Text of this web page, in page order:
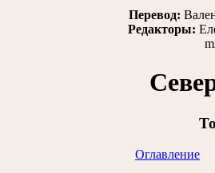
Перевод:
Редакторы:
Оглавление